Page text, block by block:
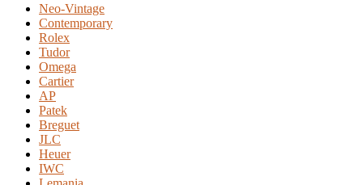
Neo-Vintage
Contemporary
Rolex
Tudor
Omega
Cartier
AP
Patek
Breguet
JLC
Heuer
IWC